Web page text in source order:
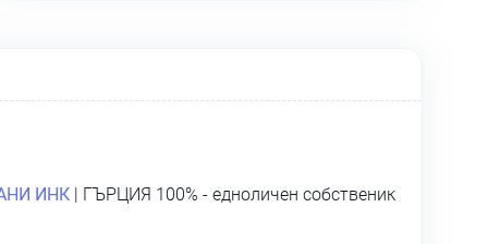
ИНК | ГЪРЦИЯ 100% - едноличен собственик